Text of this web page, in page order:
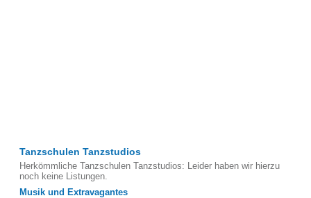
Tanzschulen Tanzstudios
Herkömmliche Tanzschulen Tanzstudios: Leider haben wir hierzu
noch keine Listungen.
Musik und Extravagantes